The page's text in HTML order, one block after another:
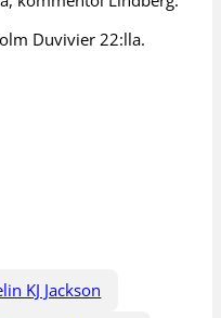
Duvivier 22:lla.
KJ Jackson